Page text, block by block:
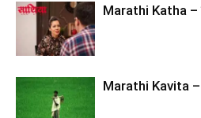
Marathi Katha –
Marathi Kavita –